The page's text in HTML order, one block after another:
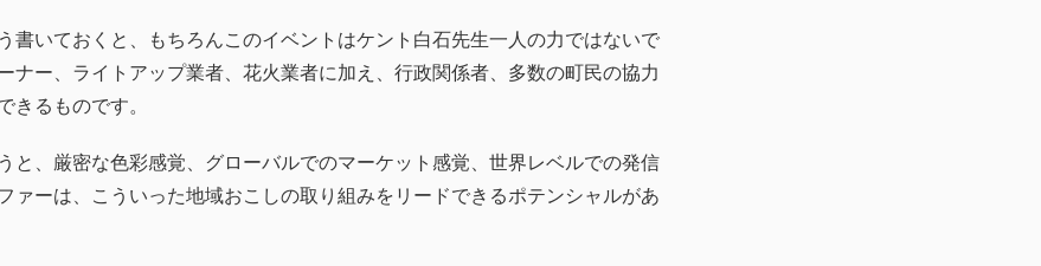
書いておくと、もちろんこのイベントはケント白石先生一人の力ではないで
ナー、ライトアップ業者、花火業者に加え、行政関係者、多数の町民の協力
きるものです。
と、厳密な色彩感覚、グローバルでのマーケット感覚、世界レベルでの発信
ァーは、こういった地域おこしの取り組みをリードできるポテンシャルがあ